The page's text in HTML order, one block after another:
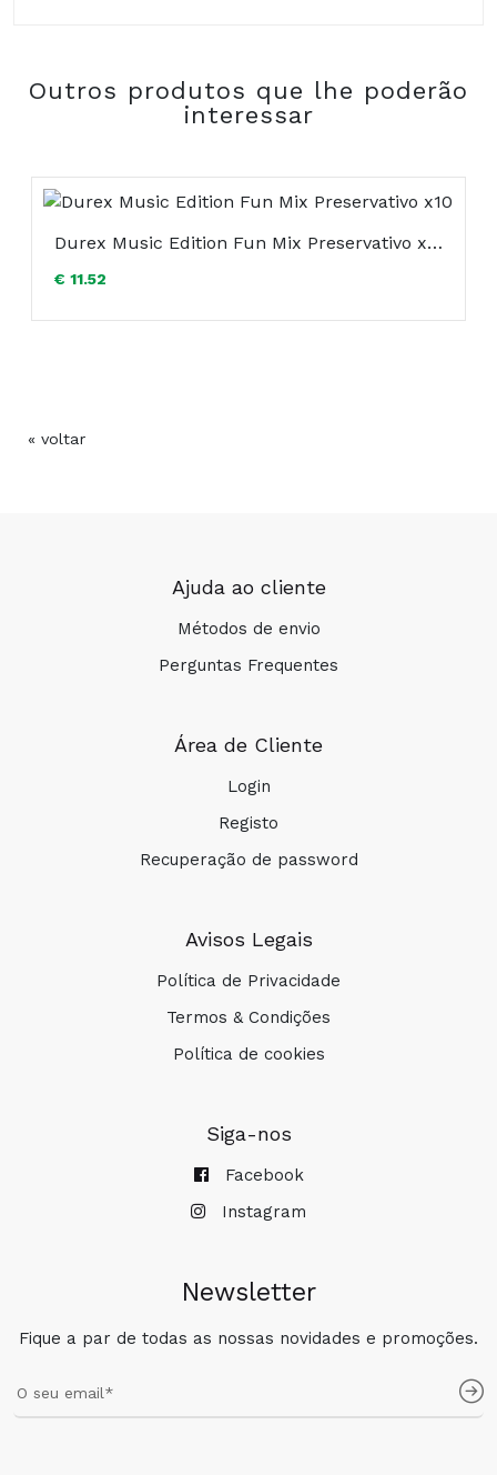
COMPRAR
Outros produtos que lhe poderão
interessar
Durex Music Edition Fun Mix Preservativo x10
€ 11.52
« voltar
Ajuda ao cliente
Métodos de envio
Perguntas Frequentes
Área de Cliente
Login
Registo
Recuperação de password
Avisos Legais
Política de Privacidade
Termos & Condições
Política de cookies
Siga-nos
Facebook
Instagram
Newsletter
Fique a par de todas as nossas novidades e promoções.